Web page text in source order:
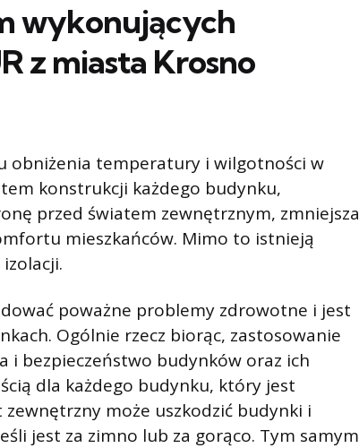
wykonujących
z miasta Krosno
obniżenia temperatury i wilgotności w
konstrukcji każdego budynku,
przed światem zewnętrznym, zmniejsza
mieszkańców. Mimo to istnieją
poważne problemy zdrowotne i jest
Ogólnie rzecz biorąc, zastosowanie
i bezpieczeństwo budynków oraz ich
dla każdego budynku, który jest
może uszkodzić budynki i
jest za zimno lub za gorąco. Tym samym